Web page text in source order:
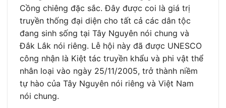
Cồng chiêng đặc sắc. Đây được coi là giá trị
truyền thống đại diện cho tất cả các dân tộc
đang sinh sống tại Tây Nguyên nói chung và
Đắk Lắk nói riêng. Lễ hội này đã được UNESCO
công nhận là Kiệt tác truyền khẩu và phi vật thể
nhân loại vào ngày 25/11/2005, trở thành niềm
tự hào của Tây Nguyên nói riêng và Việt Nam
nói chung.